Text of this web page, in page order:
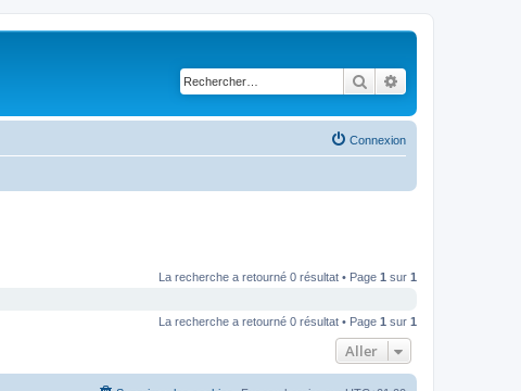
Rechercher
Connexion
La recherche a retourné 0 résultat • Page 1 sur 1
La recherche a retourné 0 résultat • Page 1 sur 1
Aller